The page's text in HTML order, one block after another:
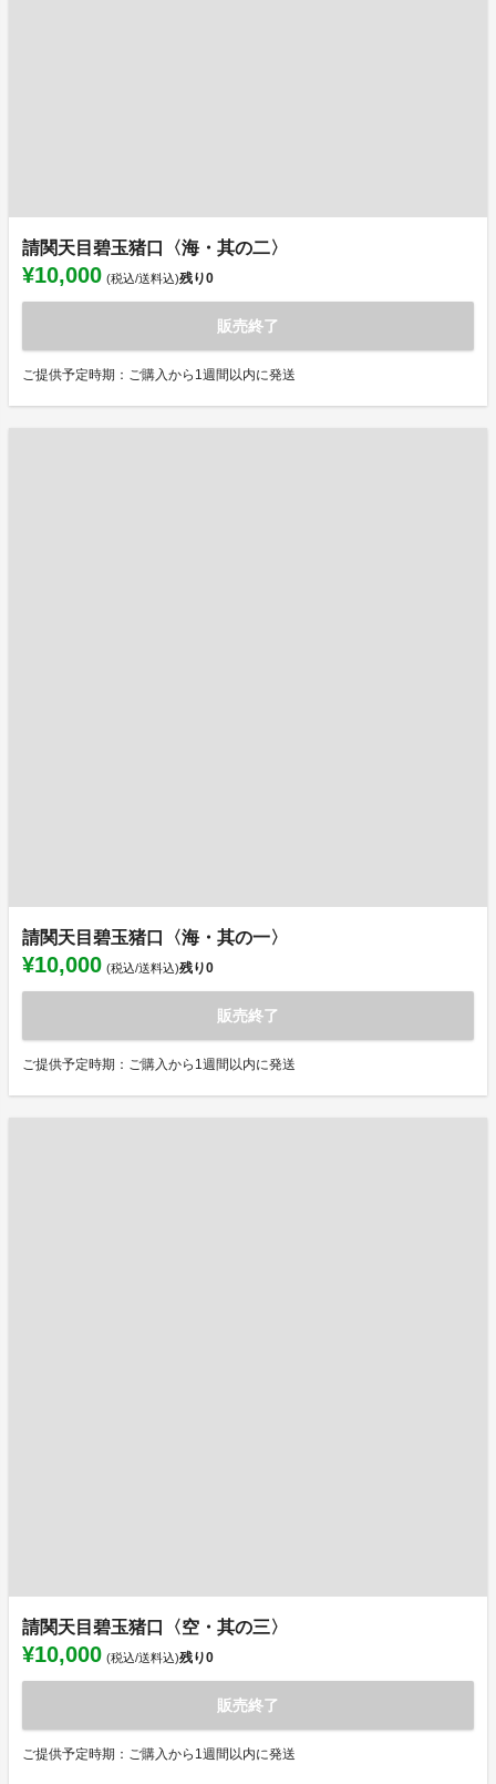
請関天目碧玉猪口〈海・其の二〉
¥10,000 (税込/送料込)残り0
販売終了
ご提供予定時期：ご購入から1週間以内に発送
請関天目碧玉猪口〈海・其の一〉
¥10,000 (税込/送料込)残り0
販売終了
ご提供予定時期：ご購入から1週間以内に発送
請関天目碧玉猪口〈空・其の三〉
¥10,000 (税込/送料込)残り0
販売終了
ご提供予定時期：ご購入から1週間以内に発送